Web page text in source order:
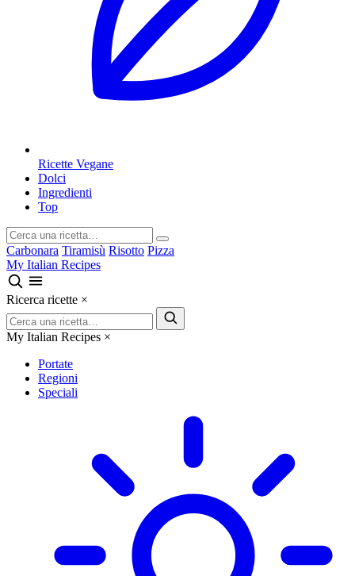
Ricette Vegane
Dolci
Ingredienti
Top
Carbonara Tiramisù Risotto Pizza
My Italian Recipes
Ricerca ricette ×
My Italian Recipes ×
Portate
Regioni
Speciali